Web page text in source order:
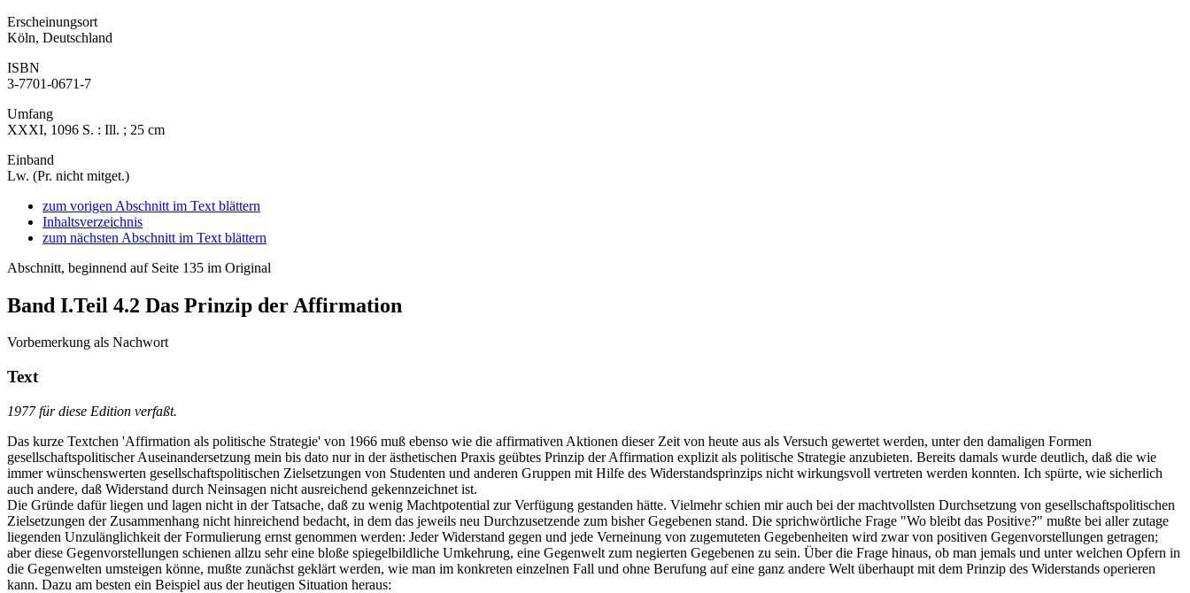
Erscheinungsort
Köln, Deutschland
ISBN
3-7701-0671-7
Umfang
XXXI, 1096 S. : Ill. ; 25 cm
Einband
Lw. (Pr. nicht mitget.)
zum vorigen Abschnitt im Text blättern
Inhaltsverzeichnis
zum nächsten Abschnitt im Text blättern
Abschnitt, beginnend auf Seite 135 im Original
Band I.Teil 4.2 Das Prinzip der Affirmation
Vorbemerkung als Nachwort
Text
1977 für diese Edition verfaßt.
Das kurze Textchen 'Affirmation als politische Strategie' von 1966 muß ebenso wie die affirmativen Aktionen dieser Zeit von heute aus als Versuch gewertet werden, unter den damaligen Formen
gesellschaftspolitischer Auseinandersetzung mein bis dato nur in der ästhetischen Praxis geübtes Prinzip der Affirmation explizit als politische Strategie anzubieten. Bereits damals wurde deutlich, daß die wie
immer wünschenswerten gesellschaftspolitischen Zielsetzungen von Studenten und anderen Gruppen mit Hilfe des Widerstandsprinzips nicht wirkungsvoll vertreten werden konnten. Ich spürte, wie sicherlich
auch andere, daß Widerstand durch Neinsagen nicht ausreichend gekennzeichnet ist.
Die Gründe dafür liegen und lagen nicht in der Tatsache, daß zu wenig Machtpotential zur Verfügung gestanden hätte. Vielmehr schien mir auch bei der machtvollsten Durchsetzung von gesellschaftspolitischen
Zielsetzungen der Zusammenhang nicht hinreichend bedacht, in dem das jeweils neu Durchzusetzende zum bisher Gegebenen stand. Die sprichwörtliche Frage "Wo bleibt das Positive?" mußte bei aller zutage
liegenden Unzulänglichkeit der Formulierung ernst genommen werden: Jeder Widerstand gegen und jede Verneinung von zugemuteten Gegebenheiten wird zwar von positiven Gegenvorstellungen getragen;
aber diese Gegenvorstellungen schienen allzu sehr eine bloße spiegelbildliche Umkehrung, eine Gegenwelt zum negierten Gegebenen zu sein. Über die Frage hinaus, ob man jemals und unter welchen Opfern in
die Gegenwelten umsteigen könne, mußte zunächst geklärt werden, wie man im konkreten einzelnen Fall und ohne Berufung auf eine ganz andere Welt überhaupt mit dem Prinzip des Widerstands operieren
kann. Dazu am besten ein Beispiel aus der heutigen Situation heraus: